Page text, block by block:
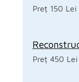
Preț 150 Lei
Preț 450 Lei